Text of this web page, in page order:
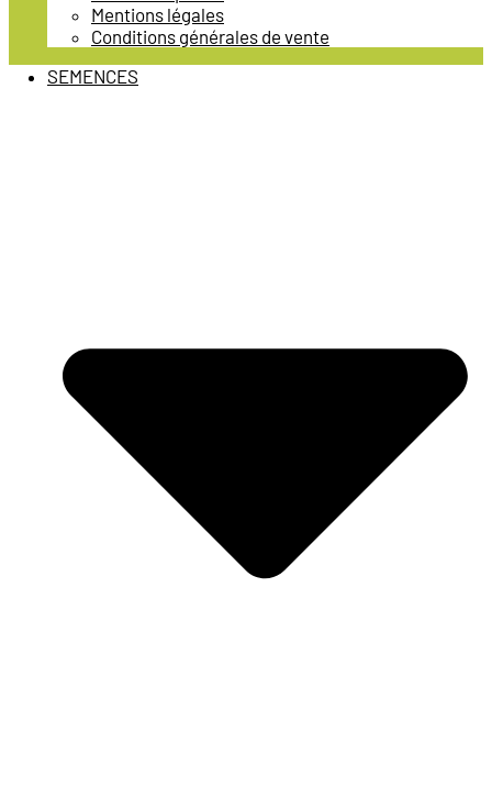
Mentions légales
Conditions générales de vente
SEMENCES